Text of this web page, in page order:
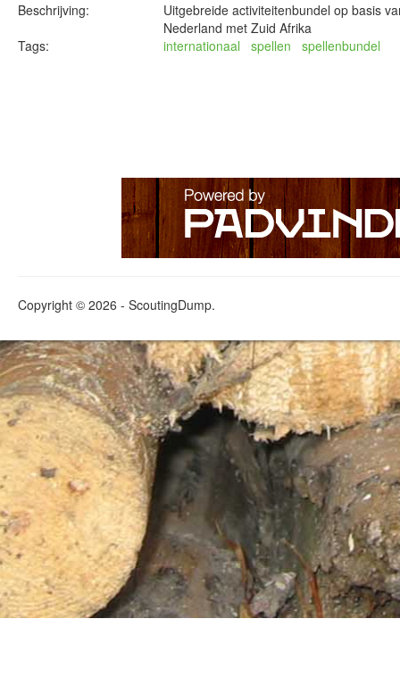
Beschrijving:
Uitgebreide activiteitenbundel op basis
Nederland met Zuid Afrika
Tags:
internationaal spellen spellenbundel
Copyright © 2026 - ScoutingDump.